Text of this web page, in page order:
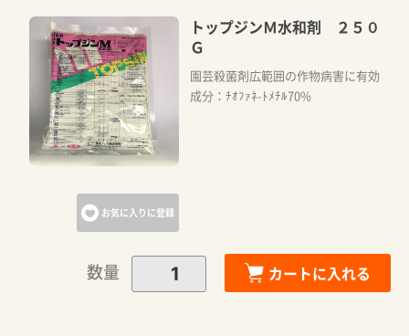
お気に入りに登録
トップジンＭ水和剤 ２５０
Ｇ
園芸殺菌剤広範囲の作物病害に有効
成分：ﾁｵﾌｧﾈ-ﾄﾒﾁﾙ70%
数量 カートに入れる